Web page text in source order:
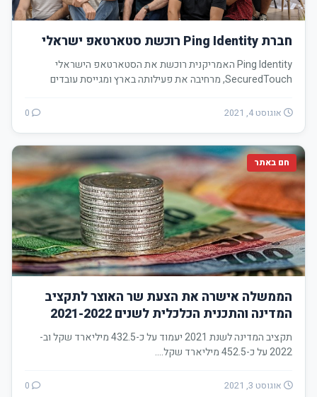
חברת Ping Identity רוכשת סטארטאפ ישראלי
Ping Identity האמריקנית רוכשת את הסטארטאפ הישראלי
SecuredTouch, מרחיבה את פעילותה בארץ ומגייסת עובדים
אוגוסט 4, 2021
חם באתר
הממשלה אישרה את הצעת שר האוצר לתקציב
המדינה והתכנית הכלכלית לשנים 2021-2022
תקציב המדינה לשנת 2021 יעמוד על כ-432.5 מיליארד שקל וב-
2022 על כ-452.5 מיליארד שקל.…
אוגוסט 3, 2021